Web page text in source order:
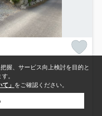
12.0km
握、サービス向上検討を目的と
。
」 をご確認ください。